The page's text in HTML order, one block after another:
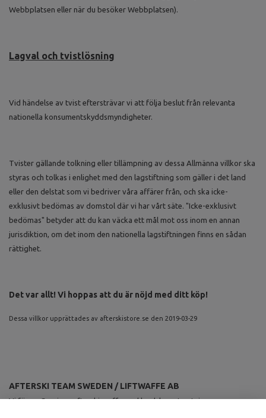
Webbplatsen eller när du besöker Webbplatsen).
Lagval och tvistlösning
Vid händelse av tvist eftersträvar vi att följa beslut från relevanta
nationella konsumentskyddsmyndigheter.
Tvister gällande tolkning eller tillämpning av dessa Allmänna villkor ska
styras och tolkas i enlighet med den lagstiftning som gäller i det land
eller den delstat som vi bedriver våra affärer från, och ska icke-
exklusivt bedömas av domstol där vi har vårt säte. "Icke-exklusivt
bedömas" betyder att du kan väcka ett mål mot oss inom en annan
jurisdiktion, om det inom den nationella lagstiftningen finns en sådan
rättighet.
Det var allt! Vi hoppas att du är nöjd med ditt köp!
Dessa villkor upprättades av afterskistore.se den 2019-03-29
AFTERSKI TEAM SWEDEN / LIFTWAFFE AB
Vi förser Sveriges afterskiproffs med landslagsutrustning.